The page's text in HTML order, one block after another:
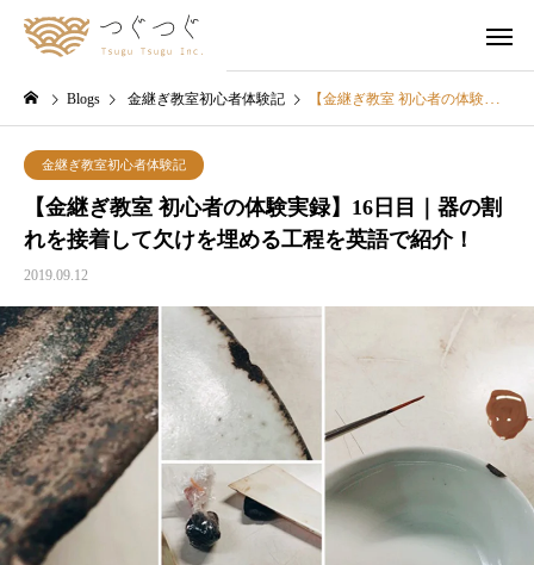
Blogs 金継ぎ教室初心者体験記 【金継ぎ教室 初心者の体験実録】16日目｜器の割れを接着して欠けを埋める工程を英語で紹介！
金継ぎ教室初心者体験記
【金継ぎ教室 初心者の体験実録】16日目｜器の割
れを接着して欠けを埋める工程を英語で紹介！
2019.09.12